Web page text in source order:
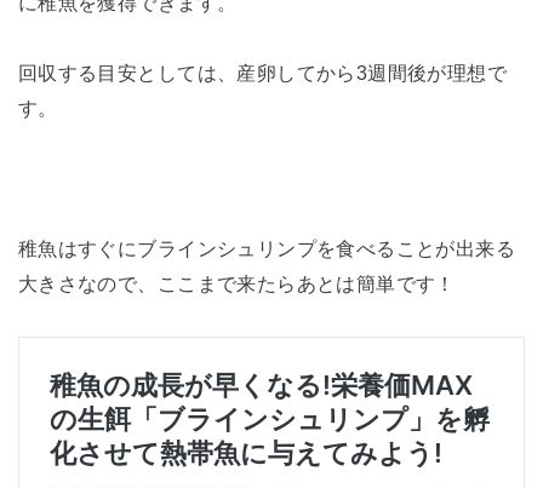
回収する目安としては、産卵してから3週間後が理想で
す。
稚魚はすぐにブラインシュリンプを食べることが出来る
大きさなので、ここまで来たらあとは簡単です！